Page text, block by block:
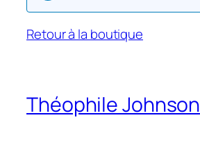
Retour à la boutique
Théophile Johnson